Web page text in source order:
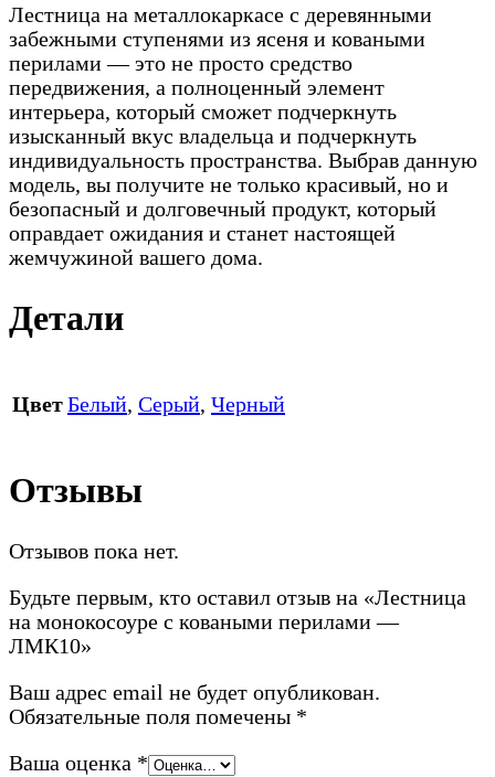
Лестница на металлокаркасе с деревянными
забежными ступенями из ясеня и коваными
перилами — это не просто средство
передвижения, а полноценный элемент
интерьера, который сможет подчеркнуть
изысканный вкус владельца и подчеркнуть
индивидуальность пространства. Выбрав данную
модель, вы получите не только красивый, но и
безопасный и долговечный продукт, который
оправдает ожидания и станет настоящей
жемчужиной вашего дома.
Детали
ЦветБелый, Серый, Черный
Отзывы
Отзывов пока нет.
Будьте первым, кто оставил отзыв на «Лестница
на монокосоуре с коваными перилами —
ЛМК10»
Ваш адрес email не будет опубликован.
Обязательные поля помечены *
Ваша оценка *